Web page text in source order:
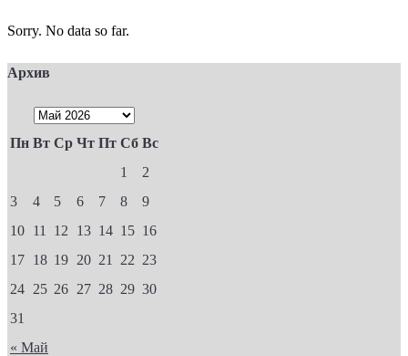
Sorry. No data so far.
Архив
Пн Вт Ср Чт Пт Сб Вс
« Май
1
2
3
4 5 6 7 8
9
10 11 12 13 14 15 16
17 18 19 20 21 22 23
24 25 26 27 28 29 30
31